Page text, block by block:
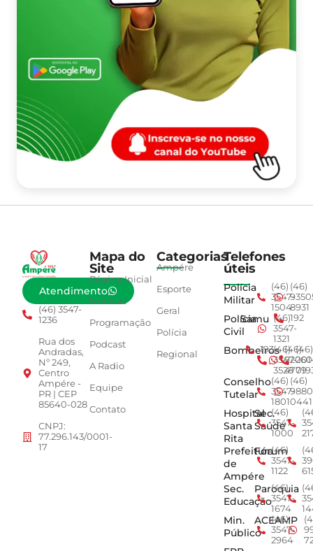
Atendimento
(46) 3547-
1236
Rua dos
Andradas,
Nº 249,
Centro
Ampére -
PR | CEP
85640-028
CNPJ:
77.296.143/0001-
17
Mapa do
Site
Página Inicial
Notícias
Programação
Podcast
A Radio
Equipe
Contato
Categorias
Ampére
Esporte
Geral
Polícia
Regional
Telefones
úteis
Polícia
Militar
(46)
3547-
1504
(46)
8931
Polícia
Civil
Samu (46)
3547-
1321
192
Bombeiros
193(46)
3547-
3528
(46)
4779
(46)
Conselho
Tutelar
(46)
3547-
1801
(46)
0441
Hospital
Santa
Rita
Sec.
Saúde
(46)
3547-
1000
Prefeitura
de
Ampére
Fórum
(46)
3547-
1122
Sec.
Educação
Paroquia
(46)
3547-
1674
Min.
Público
ACEAMP
(46)
3547-
2964